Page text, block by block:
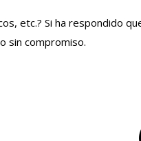
etc.? Si ha respondido
sin compromiso.